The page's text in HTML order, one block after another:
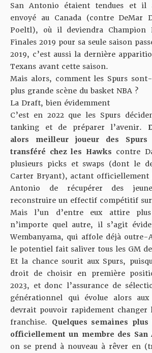
San Antonio étaient tendues et il
envoyé au Canada (contre DeMar
Poeltl), où il deviendra Champion
Finales 2019 pour sa seule saison
2019, c’est aussi la dernière
Texans avant cette saison.
Mais alors, comment les Spurs
plus grande scène du basket NBA ?
La Draft, bien évidemment
C’est en 2022 que les Spurs
tanking et de préparer l’avenir.
alors meilleur joueur des Spurs
transféré chez les Hawks contre
plusieurs picks et swaps (dont le
Carter Bryant), actant officiellement
Antonio de récupérer des
reconstruire un effectif compétitif
Mais l’un d’entre eux attire
n’importe quel autre, il s’agit
Wembanyama, qui affole déjà
le potentiel fait saliver tous les GM
Et la chance sourit aux Spurs,
droit de choisir en première
2023, et donc l’assurance de
générationnel qui évolue alors
devrait pouvoir rapidement changer
franchise. Quelques semaines
officiellement un membre des San
on se prend à nouveau à rêver en